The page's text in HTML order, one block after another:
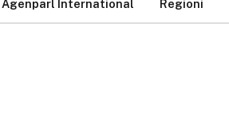
Agenparl International Regioni